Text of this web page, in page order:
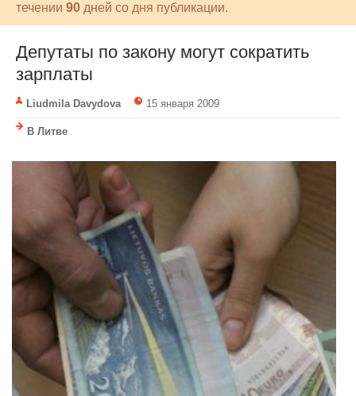
течении 90 дней со дня публикации.
Депутаты по закону могут сократить
зарплаты
Liudmila Davydova 15 января 2009
В Литве